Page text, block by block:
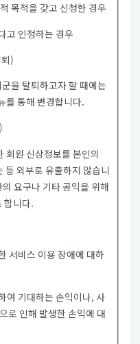
목적을 갖고 신청한 경우
고 인정하는 경우
)
을 탈퇴하고자 할 때에는
를 통해 변경합니다.
회원 신상정보를 본인의
외부로 유출하지 않습니
요구나 기타 공익을 위해
합니다.
서비스 이용 장애에 대하
여 기대하는 손익이나, 사
로 인해 발생한 손익에 대